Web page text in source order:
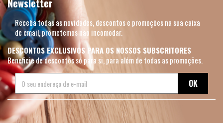
Newsletter
Receba todas as novidades, descontos e promoções na sua caixa
de email, prometemos não incomodar.
DESCONTOS EXCLUSIVOS PARA OS NOSSOS SUBSCRITORES
Beneficie de descontos só para si, para além de todas as promoções.